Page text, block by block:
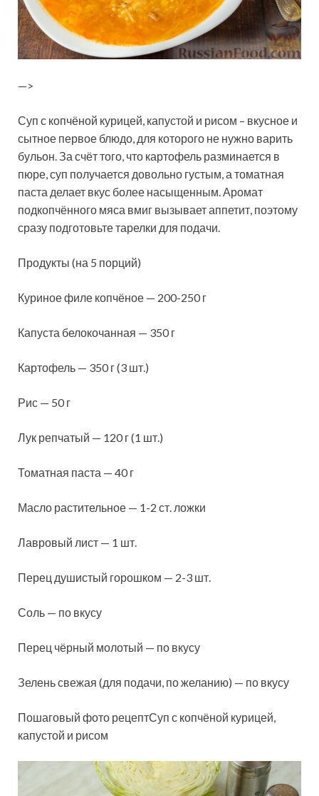
—>
Суп с копчёной курицей, капустой и рисом – вкусное и
сытное первое блюдо, для которого не нужно варить
бульон. За счёт того, что картофель разминается в
пюре, суп получается довольно густым, а томатная
паста делает вкус более насыщенным. Аромат
подкопчённого мяса вмиг вызывает аппетит, поэтому
сразу подготовьте тарелки для подачи.
Продукты (на 5 порций)
Куриное филе копчёное — 200-250 г
Капуста белокочанная — 350 г
Картофель — 350 г (3 шт.)
Рис — 50 г
Лук репчатый — 120 г (1 шт.)
Томатная паста — 40 г
Масло растительное — 1-2 ст. ложки
Лавровый лист — 1 шт.
Перец душистый горошком — 2-3 шт.
Соль — по вкусу
Перец чёрный молотый — по вкусу
Зелень свежая (для подачи, по желанию) — по вкусу
Пошаговый фото рецептСуп с копчёной курицей,
капустой и рисом